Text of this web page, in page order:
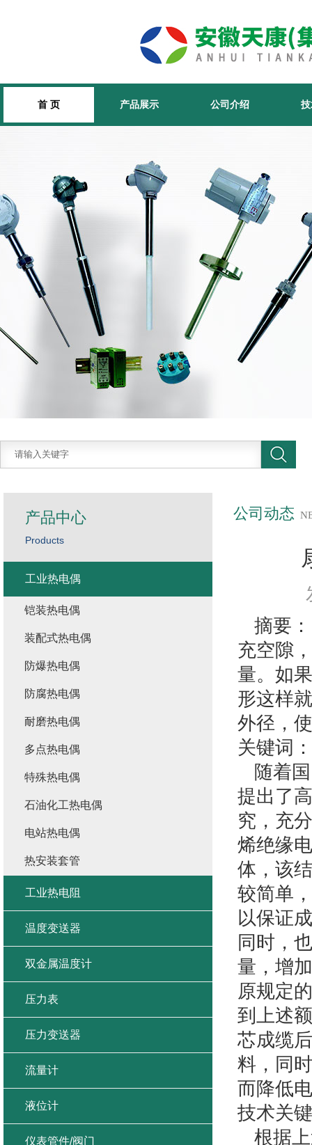
首 页 产品展示 公司介绍
公司动态
摘要：
充空隙
量。如
形这样
外径，
关键词
随着国
提出了
究，充
烯绝缘
体，该
较简单
以保证
同时，
量，增
原规定
到上述
芯成缆
料，同
而降低
技术关键
根据上
产品中心
Products
工业热电偶
铠装热电偶
装配式热电偶
防爆热电偶
防腐热电偶
耐磨热电偶
多点热电偶
特殊热电偶
石油化工热电偶
电站热电偶
热安装套管
工业热电阻
温度变送器
双金属温度计
压力表
压力变送器
流量计
液位计
仪表管件/阀门